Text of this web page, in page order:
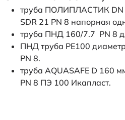
труба ПОЛИПЛАСТИК DN
SDR 21 PN 8 напорная
труба ПНД 160/7.7 PN 8
ПНД труба PE100
PN 8.
труба AQUASAFE D 160
PN 8 ПЭ 100 Икапласт.